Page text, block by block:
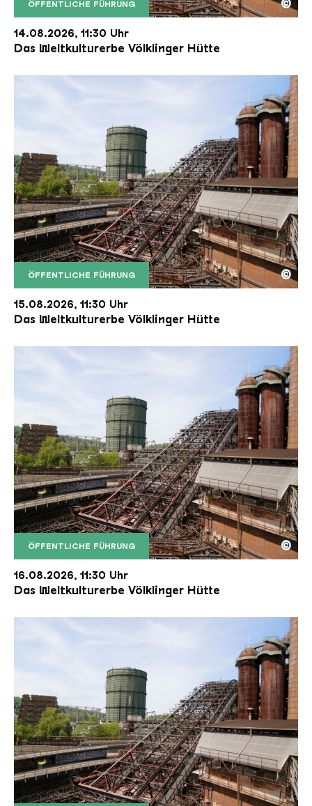
ÖFFENTLICHE FÜHRUNG
Der Erzschrägaufzug der Völklinger Hütte mit
Copyright: Weltkulturerbe Völklinger Hütte | Karl
©
14.08.2026, 11:30 Uhr
Das Weltkulturerbe Völklinger Hütte
ÖFFENTLICHE FÜHRUNG
Der Erzschrägaufzug der Völklinger Hütte mit
Copyright: Weltkulturerbe Völklinger Hütte | Karl
©
15.08.2026, 11:30 Uhr
Das Weltkulturerbe Völklinger Hütte
ÖFFENTLICHE FÜHRUNG
Der Erzschrägaufzug der Völklinger Hütte mit
Copyright: Weltkulturerbe Völklinger Hütte | Karl
©
16.08.2026, 11:30 Uhr
Das Weltkulturerbe Völklinger Hütte